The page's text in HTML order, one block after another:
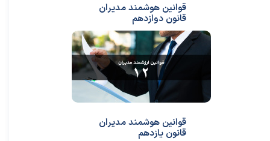
قوانین هوشمند مدیران
قانون دوازدهم
قوانین هوشمند مدیران
قانون یازدهم